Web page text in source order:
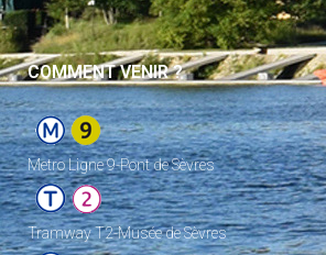
COMMENT VENIR ?
Metro Ligne 9-Pont de Sèvres
Tramway T2-Musée de Sèvres